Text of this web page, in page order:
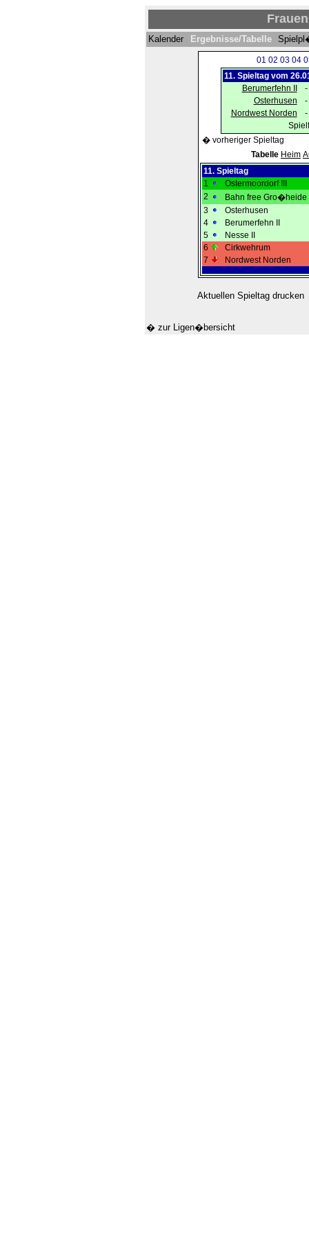
Kalender Ergebnisse/Tabelle
01 02 03 04
11. Spieltag vom
Berumerfehn II
-
Osterhusen
-
Nordwest Norden
-
� vorheriger Spieltag
Tabelle Heim
11. Spieltag
1
Ostermoordorf III
2
Bahn free Gro�heide
3
Osterhusen
4
Berumerfehn II
5
Nesse II
6
Cirkwehrum
7
Nordwest Norden
Aktuellen Spieltag drucken
� zur Ligen�bersicht